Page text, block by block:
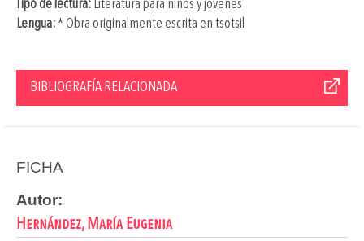
Tipo de lectura: Literatura para niños y jóvenes
Lengua:* Obra originalmente escrita en tsotsil
BIBLIOGRAFÍA RELACIONADA
FICHA
Autor:
Hernández, María Eugenia